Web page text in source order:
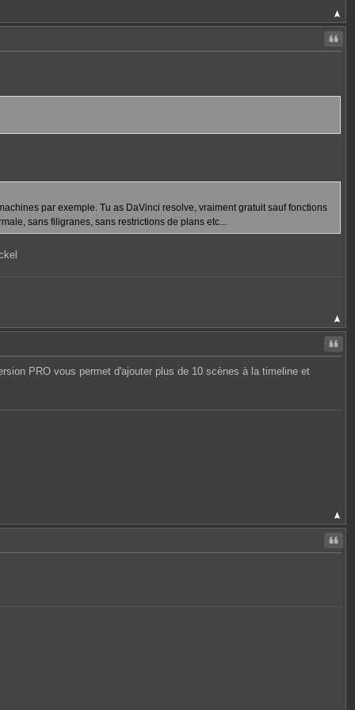
Citer
par exemple. Tu as DaVinci resolve, vraiment gratuit sauf fonctions
sans filigranes, sans restrictions de plans etc...
Citer
PRO vous permet d'ajouter plus de 10 scènes à la timeline et
Citer